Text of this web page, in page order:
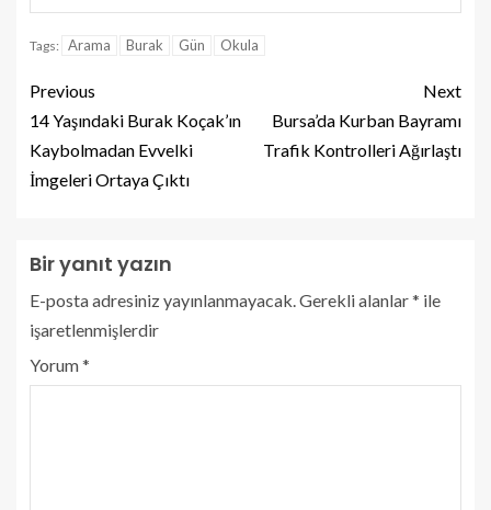
Tags: Arama Burak Gün Okula
Previous
14 Yaşındaki Burak Koçak’ın
Kaybolmadan Evvelki
İmgeleri Ortaya Çıktı
Next
Bursa’da Kurban Bayramı
Trafik Kontrolleri Ağırlaştı
Bir yanıt yazın
E-posta adresiniz yayınlanmayacak.Gerekli alanlar* ile
işaretlenmişlerdir
Yorum*